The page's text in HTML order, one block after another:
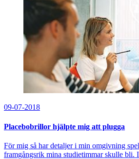
09-07-2018
Placebobrillor hjälpte mig att plugga
För mig så har detaljer i min omgivning
framgångsrik mina studietimmar skulle bli.